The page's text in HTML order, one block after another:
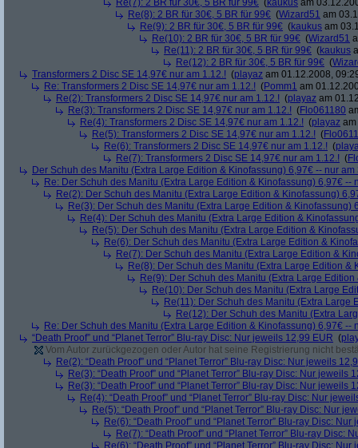
Re(7): 2 BR für 30€, 5 BR für 99€ (kaukus am
Re(8): 2 BR für 30€, 5 BR für 99€ (Wizard51 am
Re(9): 2 BR für 30€, 5 BR für 99€ (kaukus am
Re(10): 2 BR für 30€, 5 BR für 99€ (Wizard51
Re(11): 2 BR für 30€, 5 BR für 99€ (kaukus
Re(12): 2 BR für 30€, 5 BR für 99€ (
Transformers 2 Disc SE 14,97€ nur am 1.12.! (playaz am 01.12.2008,
Re: Transformers 2 Disc SE 14,97€ nur am 1.12.! (Pomm1 am
Re(2): Transformers 2 Disc SE 14,97€ nur am 1.12.! (playaz am
Re(3): Transformers 2 Disc SE 14,97€ nur am 1.12.! (Flo061180
Re(4): Transformers 2 Disc SE 14,97€ nur am 1.12.! (playaz
Re(5): Transformers 2 Disc SE 14,97€ nur am 1.12.! (
Re(6): Transformers 2 Disc SE 14,97€ nur am 1.12.! (
Re(7): Transformers 2 Disc SE 14,97€ nur am 1.12.! (
Der Schuh des Manitu (Extra Large Edition & Kinofassung) 6,97€ -- nur am
Re: Der Schuh des Manitu (Extra Large Edition & Kinofassung) 6,97€ --
Re(2): Der Schuh des Manitu (Extra Large Edition & Kinofassung)
Re(3): Der Schuh des Manitu (Extra Large Edition & Kinofassung)
Re(4): Der Schuh des Manitu (Extra Large Edition &
Re(5): Der Schuh des Manitu (Extra Large Edition &
Re(6): Der Schuh des Manitu (Extra Large Edition &
Re(7): Der Schuh des Manitu (Extra Large Edition &
Re(8): Der Schuh des Manitu (Extra Large Edition &
Re(9): Der Schuh des Manitu (Extra Large
Re(10): Der Schuh des Manitu (Extra Large
Re(11): Der Schuh des Manitu (Extra Large
Re(12): Der Schuh des Manitu (Extra
Re: Der Schuh des Manitu (Extra Large Edition & Kinofassung) 6,97€ --
“Death Proof” und “Planet Terror” Blu-ray Disc: Nur jeweils 12,99 EUR (
Vom Autor zurückgezogen oder Autor hat seine Registrierung nicht
Re(2): “Death Proof” und “Planet Terror” Blu-ray Disc: Nur jeweils
Re(3): “Death Proof” und “Planet Terror” Blu-ray Disc: Nur jeweils
Re(3): “Death Proof” und “Planet Terror” Blu-ray Disc: Nur jeweils
Re(4): “Death Proof” und “Planet Terror” Blu-ray Disc: Nur
Re(5): “Death Proof” und “Planet Terror” Blu-ray Disc: Nur
Re(6): “Death Proof” und “Planet Terror” Blu-ray Disc:
Re(7): “Death Proof” und “Planet Terror” Blu-ray Disc:
Re(6): “Death Proof” und “Planet Terror” Blu-ray Disc: